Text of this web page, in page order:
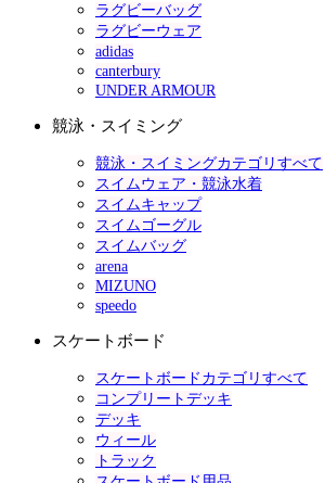
ラグビーバッグ
ラグビーウェア
adidas
canterbury
UNDER ARMOUR
競泳・スイミング
競泳・スイミングカテゴリすべて
スイムウェア・競泳水着
スイムキャップ
スイムゴーグル
スイムバッグ
arena
MIZUNO
speedo
スケートボード
スケートボードカテゴリすべて
コンプリートデッキ
デッキ
ウィール
トラック